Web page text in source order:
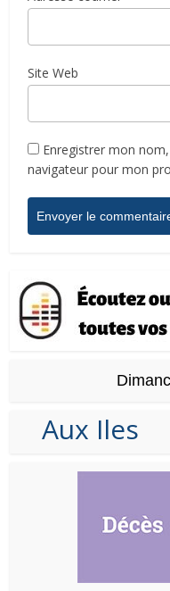
Site Web
Enregistrer mon
navigateur pour mon
Aux Iles